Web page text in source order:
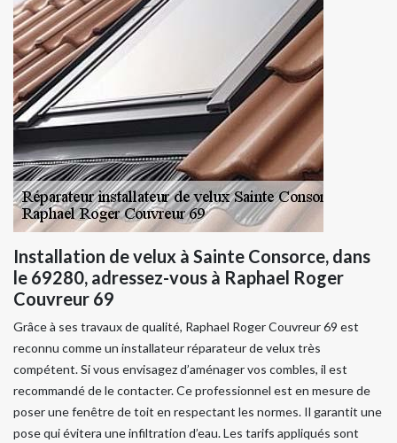
Installation de velux à Sainte Consorce, dans
le 69280, adressez-vous à Raphael Roger
Couvreur 69
Grâce à ses travaux de qualité, Raphael Roger Couvreur 69 est
reconnu comme un installateur réparateur de velux très
compétent. Si vous envisagez d’aménager vos combles, il est
recommandé de le contacter. Ce professionnel est en mesure de
poser une fenêtre de toit en respectant les normes. Il garantit une
pose qui évitera une infiltration d’eau. Les tarifs appliqués sont